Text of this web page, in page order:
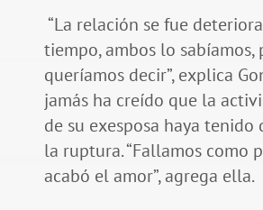
“La relación se fue
tiempo, ambos lo sabíamos,
queríamos decir”, explica
jamás ha creído que la
de su exesposa haya tenido
la ruptura. “Fallamos como
acabó el amor”, agrega ella.